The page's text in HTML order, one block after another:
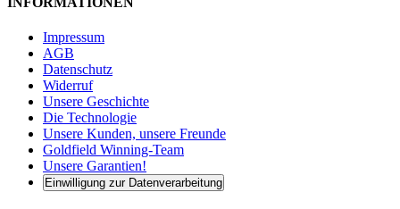
Impressum
AGB
Datenschutz
Widerruf
Unsere Geschichte
Die Technologie
Unsere Kunden, unsere Freunde
Goldfield Winning-Team
Unsere Garantien!
Einwilligung zur Datenverarbeitung